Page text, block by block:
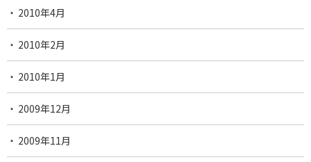
2010年4月
2010年2月
2010年1月
2009年12月
2009年11月